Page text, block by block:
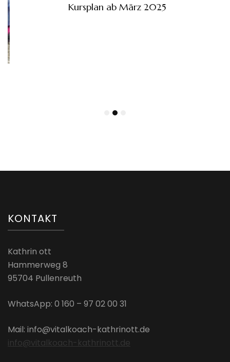
Kursplan ab März 2025
KONTAKT
Kathrin ott
Hammerweg 8
95704 Pullenreuth
WhatsApp: 0 160 – 97 02 00 31
Mail: info@vitalkoach-kathrinott.de
info@vitalkoach-kathrinott.de